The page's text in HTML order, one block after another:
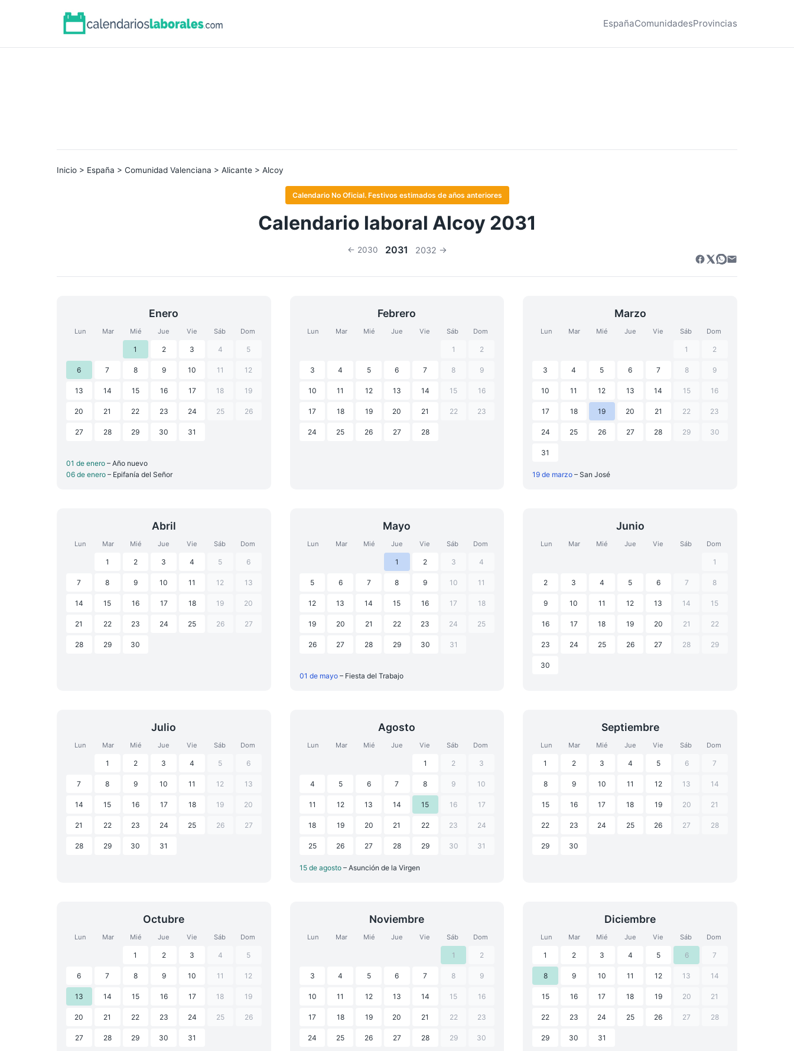
EspañaComunidadesProvincias
Inicio > España > Comunidad Valenciana > Alicante > Alcoy
Calendario No Oficial. Festivos estimados de años anteriores
Calendario laboral Alcoy 2031
← 2030 2031 2032 →
Enero
Lun Mar Mié Jue Vie Sáb Dom
1 2 3 4 5
6 7 8 9 10 11 12
13 14 15 16 17 18 19
20 21 22 23 24 25 26
27 28 29 30 31
01 de enero – Año nuevo
06 de enero – Epifanía del Señor
Febrero
Lun Mar Mié Jue Vie Sáb Dom
1 2
3 4 5 6 7 8 9
10 11 12 13 14 15 16
17 18 19 20 21 22 23
24 25 26 27 28
Marzo
Lun Mar Mié Jue Vie Sáb Dom
1 2
3 4 5 6 7 8 9
10 11 12 13 14 15 16
17 18 19 20 21 22 23
24 25 26 27 28 29 30
31
19 de marzo– San José
Abril
Lun Mar Mié Jue Vie Sáb Dom
1 2 3 4 5 6
7 8 9 10 11 12 13
14 15 16 17 18 19 20
21 22 23 24 25 26 27
28 29 30
Mayo
Lun Mar Mié Jue Vie Sáb Dom
1 2 3 4
5 6 7 8 9 10 11
12 13 14 15 16 17 18
19 20 21 22 23 24 25
26 27 28 29 30 31
01 de mayo – Fiesta del Trabajo
Junio
Lun Mar Mié Jue Vie Sáb Dom
1
2 3 4 5 6 7 8
9 10 11 12 13 14 15
16 17 18 19 20 21 22
23 24 25 26 27 28 29
30
Julio
Lun Mar Mié Jue Vie Sáb Dom
1 2 3 4 5 6
7 8 9 10 11 12 13
14 15 16 17 18 19 20
21 22 23 24 25 26 27
28 29 30 31
Agosto
Lun Mar Mié Jue Vie Sáb Dom
1 2 3
4 5 6 7 8 9 10
11 12 13 14 15 16 17
18 19 20 21 22 23 24
25 26 27 28 29 30 31
15 de agosto – Asunción de la Virgen
Septiembre
Lun Mar Mié Jue Vie Sáb Dom
1 2 3 4 5 6 7
8 9 10 11 12 13 14
15 16 17 18 19 20 21
22 23 24 25 26 27 28
29 30
Octubre
Lun Mar Mié Jue Vie Sáb Dom
1 2 3 4 5
6 7 8 9 10 11 12
13 14 15 16 17 18 19
20 21 22 23 24 25 26
27 28 29 30 31
Noviembre
Lun Mar Mié Jue Vie Sáb Dom
1 2
3 4 5 6 7 8 9
10 11 12 13 14 15 16
17 18 19 20 21 22 23
24 25 26 27 28 29 30
Diciembre
Lun Mar Mié Jue Vie Sáb Dom
1 2 3 4 5 6 7
8 9 10 11 12 13 14
15 16 17 18 19 20 21
22 23 24 25 26 27 28
29 30 31